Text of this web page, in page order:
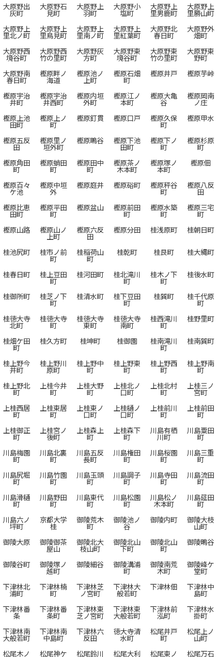
大原野出
灰町
大原野石
見町
大原野上
羽町
大原野小
塩町
大原野上
里男鹿町
大原野上
里勝山町
大原野上
里北ノ町
大原野上
里鳥見町
大原野上
里南ノ町
大原野上
里紅葉町
大原野北
春日町
大原野外
畑町
大原野西
境谷町
大原野西
竹の里町
大原野灰
方町
大原野東
境谷町
大原野東
竹の里町
大原野東
野町
大原野南
春日町
樫原畔ノ
海道
樫原池ノ
上町
樫原石畑
町
樫原井戸 樫原芋峠
樫原宇治
井町
樫原宇治
井西町
樫原内垣
外町
樫原江ノ
本町
樫原大亀
谷
樫原岡南
ノ庄
樫原上池
田町
樫原上ノ
町
樫原釘貫 樫原口戸 樫原久保
町
樫原甲水
樫原五反
田
樫原里ノ
垣外町
樫原鴫谷 樫原下池
田町
樫原下ノ
町
樫原杉原
町
樫原角田
町
樫原蛸田
町
樫原田中
町
樫原茶ノ
木本町
樫原塚ノ
本町
樫原佃
樫原百々
ケ池
樫原中垣
外
樫原庭井 樫原硲町 樫原秤谷
町
樫原八反
田
樫原比恵
田町
樫原平田
町
樫原盆山 樫原前田
町
樫原水築
町
樫原三宅
町
樫原山路
樫原山ノ
上町
樫原六反
田
樫原分田 桂浅原町 桂朝日町
桂池尻町 桂市ノ前
町
桂稲荷山
町
桂乾町 桂艮町 桂大縄町
桂春日町 桂上豆田
町
桂河田町 桂北滝川
町
桂木ノ下
町
桂後水町
桂御所町 桂芝ノ下
町
桂清水町 桂下豆田
町
桂巽町 桂千代原
町
桂徳大寺
北町
桂徳大寺
町
桂徳大寺
東町
桂徳大寺
南町
桂西滝川
町
桂野里町
桂畑ケ田
町
桂久方町 桂坤町 桂御園 桂南滝川
町
桂南巽町
桂上野今
井町
桂上野川
原町
桂上野中
町
桂上野東
町
桂上野西
町
桂上野南
町
桂上野北
町
上桂今井
町
上桂大野
町
上桂北ノ
口町
上桂北村
町
上桂三ノ
宮町
上桂西居
町
上桂東居
町
上桂東ノ
口町
上桂樋ノ
口町
上桂前川
町
上桂前田
町
上桂御正
町
上桂宮ノ
後町
上桂森上
町
上桂森下
町
川島有栖
川町
川島粟田
町
川島梅園
町
川島北裏
町
川島五反
長町
川島権田
町
川島桜園
町
川島三重
町
川島尻堀
町
川島竹園
町
川島玉頭
町
川島調子
町
川島寺田
町
川島流田
町
川島滑樋
町
川島野田
町
川島東代
町
川島松園
町
川島松ノ
木本町
川島莚田
町
川島六ノ
坪町
京都大学
桂
御陵荒木
町
御陵池ノ
谷
御陵内町 御陵大枝
山町
御陵大原
御陵御茶
屋山
御陵北大
枝山町
御陵北山
下町
御陵北山
町
御陵鴫谷
御陵谷町 御陵塚ノ
越町
御陵細谷 御陵溝浦
町
御陵南荒
木町
御陵峰ケ
堂町
下津林北
浦町
下津林楠
町
下津林芝
ノ宮町
下津林大
般若町
下津林佃 下津林中
島町
下津林番
条
下津林番
条町
下津林東
芝ノ宮町
下津林東
大般若町
下津林前
泓町
下津林水
掛町
下津林南
大般若町
下津林南
中島町
下津林六
反田
徳大寺清
水町
松尾井戸
町
松尾上ノ
山町
松尾木ノ
松尾神ケ 松尾鈴川 松尾大利 松尾東ノ 松尾万石